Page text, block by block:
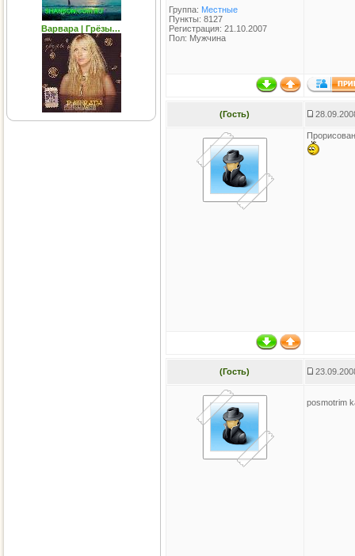
Варвара | Грёзы…
Группа: Местные
Пункты: 8127
Регистрация: 21.10.2007
Пол: Мужчина
(Гость)
(Гость)
posmotrim